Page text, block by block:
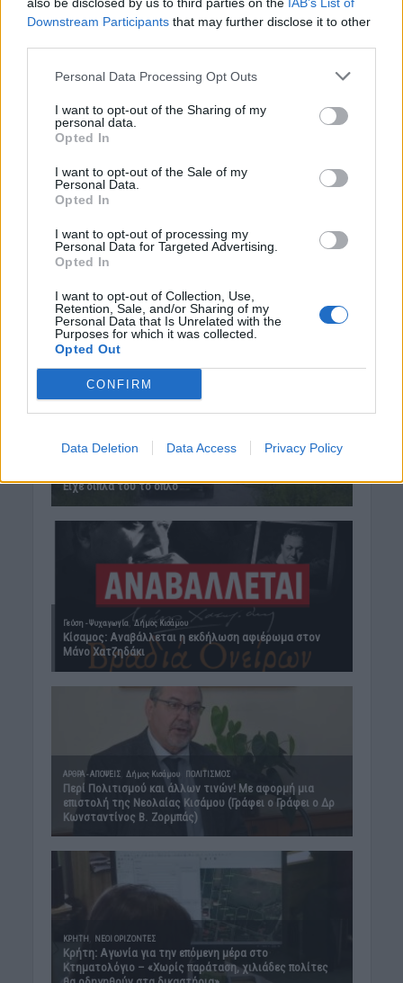
Downstream Participants that may further disclose it to other
Personal Data Processing Opt Outs
I want to opt-out of the Sharing of my
personal data.
Opted In
I want to opt-out of the Sale of my
Personal Data.
Opted In
I want to opt-out of processing my
Personal Data for Targeted Advertising.
Opted In
I want to opt-out of Collection, Use,
Retention, Sale, and/or Sharing of my
Personal Data that Is Unrelated with the
Purposes for which it was collected.
Opted Out
CONFIRM
Data Deletion Data Access Privacy Policy